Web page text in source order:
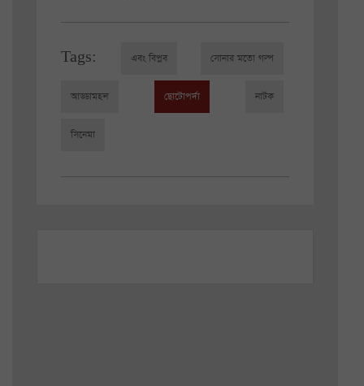
Tags: এবং বিপ্লব সোনার মতো গল্প
আড্ডামহল ছোটোপর্দা নাটক
সিনেমা